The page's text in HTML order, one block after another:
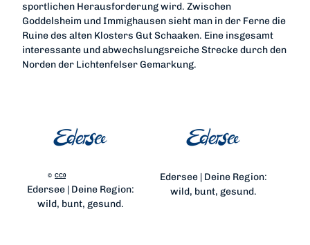
sportlichen Herausforderung wird. Zwischen
Goddelsheim und Immighausen sieht man in der Ferne die
Ruine des alten Klosters Gut Schaaken. Eine insgesamt
interessante und abwechslungsreiche Strecke durch den
Norden der Lichtenfelser Gemarkung.
© CC0
Edersee | Deine Region:
wild, bunt, gesund.
Edersee | Deine Region:
wild, bunt, gesund.